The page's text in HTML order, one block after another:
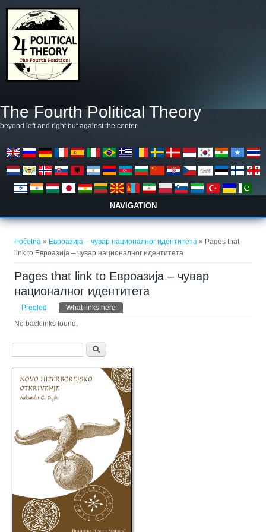
The Fourth Political Theory
beyond left and right but against the center
NAVIGATION
Početna » Евроазија – чувар националног идентитета » Pages that
link to Евроазија – чувар националног идентитета
Pages that link to Евроазија – чувар
националног идентитета
Primarni tabovi
Pregled What links here
No backlinks found.
Obrazac pretraživanja